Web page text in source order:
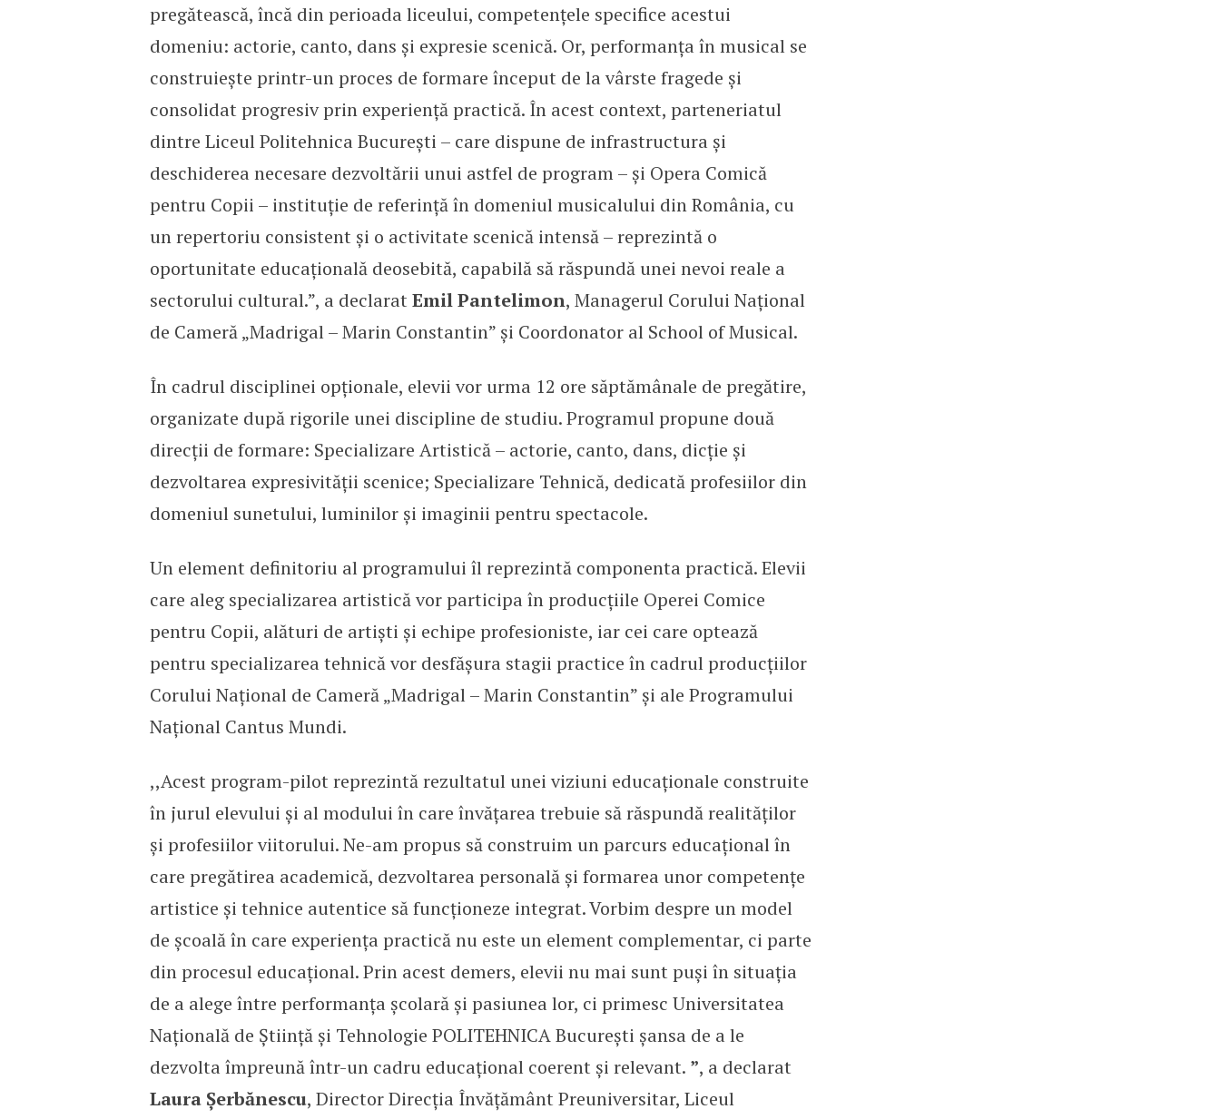
pregătească, încă din perioada liceului, competențele specifice acestui
domeniu: actorie, canto, dans și expresie scenică. Or, performanța în musical se
construiește printr-un proces de formare început de la vârste fragede și
consolidat progresiv prin experiență practică. În acest context, parteneriatul
dintre Liceul Politehnica București – care dispune de infrastructura și
deschiderea necesare dezvoltării unui astfel de program – și Opera Comică
pentru Copii – instituție de referință în domeniul musicalului din România, cu
un repertoriu consistent și o activitate scenică intensă – reprezintă o
oportunitate educațională deosebită, capabilă să răspundă unei nevoi reale a
sectorului cultural.”, a declarat Emil Pantelimon, Managerul Corului Național
de Cameră „Madrigal – Marin Constantin” și Coordonator al School of Musical.
În cadrul disciplinei opționale, elevii vor urma 12 ore săptămânale de pregătire,
organizate după rigorile unei discipline de studiu. Programul propune două
direcții de formare: Specializare Artistică – actorie, canto, dans, dicție și
dezvoltarea expresivității scenice; Specializare Tehnică, dedicată profesiilor din
domeniul sunetului, luminilor și imaginii pentru spectacole.
Un element definitoriu al programului îl reprezintă componenta practică. Elevii
care aleg specializarea artistică vor participa în producțiile Operei Comice
pentru Copii, alături de artiști și echipe profesioniste, iar cei care optează
pentru specializarea tehnică vor desfășura stagii practice în cadrul producțiilor
Corului Național de Cameră „Madrigal – Marin Constantin” și ale Programului
Național Cantus Mundi.
,,Acest program-pilot reprezintă rezultatul unei viziuni educaționale construite
în jurul elevului și al modului în care învățarea trebuie să răspundă realităților
și profesiilor viitorului. Ne-am propus să construim un parcurs educațional în
care pregătirea academică, dezvoltarea personală și formarea unor competențe
artistice și tehnice autentice să funcționeze integrat. Vorbim despre un model
de școală în care experiența practică nu este un element complementar, ci parte
din procesul educațional. Prin acest demers, elevii nu mai sunt puși în situația
de a alege între performanța școlară și pasiunea lor, ci primesc Universitatea
Națională de Știință și Tehnologie POLITEHNICA București șansa de a le
dezvolta împreună într-un cadru educațional coerent și relevant. ”, a declarat
Laura Șerbănescu, Director Direcția Învățământ Preuniversitar, Liceul